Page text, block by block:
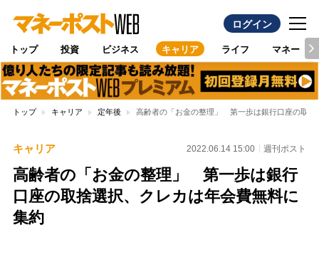
ログイン
トップ 投資 ビジネス キャリア ライフ マネー
トップ キャリア 定年後 高齢者の「お金の整理」 第一歩は銀行口座の取捨
キャリア 2022.06.14 15:00 週刊ポスト
高齢者の「お金の整理」 第一歩は銀行
口座の取捨選択、クレカは年会費無料に
集約